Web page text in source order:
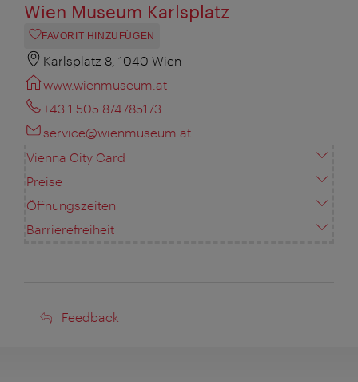
Wien Museum Karlsplatz
FAVORIT HINZUFÜGEN
Karlsplatz 8, 1040 Wien
www.wienmuseum.at
+43 1 505 874785173
service@wienmuseum.at
Vienna City Card
Preise
Öffnungszeiten
Barrierefreiheit
Feedback
Feedback